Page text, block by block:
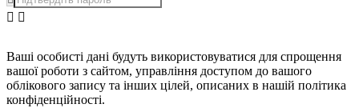
Ваші особисті дані будуть використовуватися для спрощення
вашої роботи з сайтом, управління доступом до вашого
облікового запису та інших цілей, описаних в нашій політика
конфіденційності.